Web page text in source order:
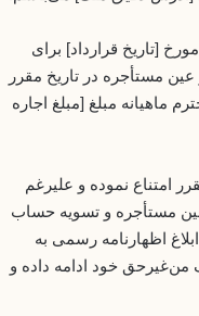
[تاریخ قرارداد] برای
مستأجره در تاریخ مقرر
ماهیانه مبلغ [مبلغ اجاره
امتناع نموده و علیرغم
عین مستأجره و تسویه حساب
اظهارنامه رسمی به
من‌غیرحق خود ادامه داده و